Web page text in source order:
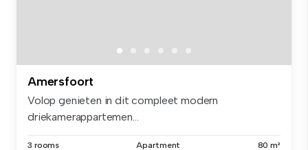
Amersfoort
Volop genieten in dit compleet modern
driekamerappartemen...
3 rooms Apartment 80 m²